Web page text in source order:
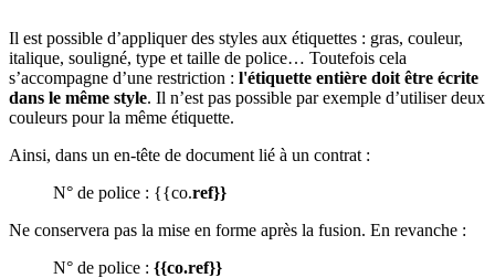
Il est possible d’appliquer des styles aux étiquettes : gras, couleur,
italique, souligné, type et taille de police… Toutefois cela
s’accompagne d’une restriction : l'étiquette entière doit être écrite
dans le même style. Il n’est pas possible par exemple d’utiliser deux
couleurs pour la même étiquette.
Ainsi, dans un en-tête de document lié à un contrat :
N° de police : {{co.ref}}
Ne conservera pas la mise en forme après la fusion. En revanche :
N° de police : {{co.ref}}